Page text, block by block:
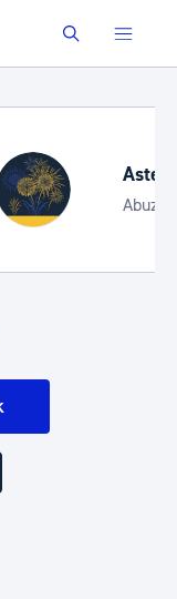
Buscar
Nagusia 2026:
8-15